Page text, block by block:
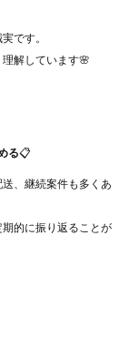
です。
解しています🌸
る📋
、継続案件も多くあ
的に振り返ることが